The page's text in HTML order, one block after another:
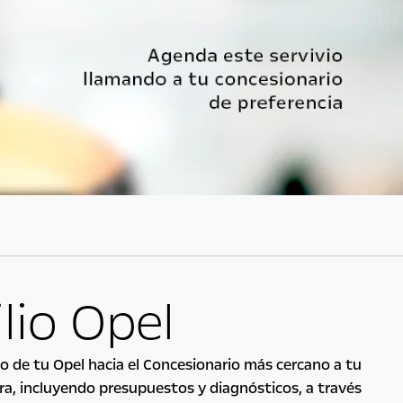
Opel
tu Opel hacia el Concesionario más cercano a tu
incluyendo presupuestos y diagnósticos, a través